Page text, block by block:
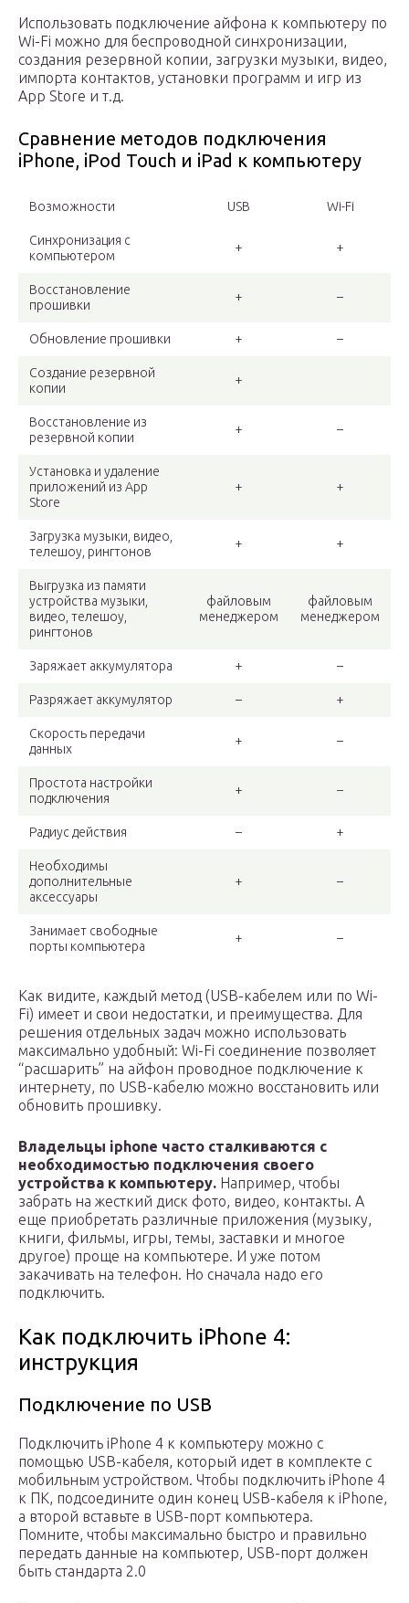
Использовать подключение айфона к компьютеру по
Wi-Fi можно для беспроводной синхронизации,
создания резервной копии, загрузки музыки, видео,
импорта контактов, установки программ и игр из
App Store и т.д.
Сравнение методов подключения
iPhone, iPod Touch и iPad к компьютеру
Возможности USB Wi-Fi
Синхронизация с
компьютером
+ +
Восстановление
прошивки
+ –
Обновление прошивки + –
Создание резервной
копии
+
Восстановление из
резервной копии
+ –
Установка и удаление
приложений из App
Store
+ +
Загрузка музыки, видео,
телешоу, рингтонов
+ +
Выгрузка из памяти
устройства музыки,
видео, телешоу,
рингтонов
файловым
менеджером
файловым
менеджером
Заряжает аккумулятора + –
Разряжает аккумулятор – +
Скорость передачи
данных
+ –
Простота настройки
подключения
+ –
Радиус действия – +
Необходимы
дополнительные
аксессуары
+ –
Занимает свободные
порты компьютера
+ –
Как видите, каждый метод (USB-кабелем или по Wi-
Fi) имеет и свои недостатки, и преимущества. Для
решения отдельных задач можно использовать
максимально удобный: Wi-Fi соединение позволяет
“расшарить” на айфон проводное подключение к
интернету, по USB-кабелю можно восстановить или
обновить прошивку.
Владельцы iphone часто сталкиваются с
необходимостью подключения своего
устройства к компьютеру. Например, чтобы
забрать на жесткий диск фото, видео, контакты. А
еще приобретать различные приложения (музыку,
книги, фильмы, игры, темы, заставки и многое
другое) проще на компьютере. И уже потом
закачивать на телефон. Но сначала надо его
подключить.
Как подключить iPhone 4:
инструкция
Подключение по USB
Подключить iPhone 4 к компьютеру можно с
помощью USB-кабеля, который идет в комплекте с
мобильным устройством. Чтобы подключить iPhone 4
к ПК, подсоедините один конец USB-кабеля к iPhone,
а второй вставьте в USB-порт компьютера.
Помните, чтобы максимально быстро и правильно
передать данные на компьютер, USB-порт должен
быть стандарта 2.0